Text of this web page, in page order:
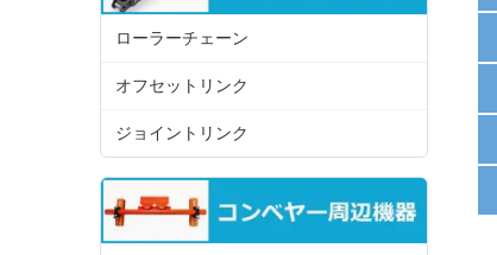
ローラーチェーン
オフセットリンク
ジョイントリンク